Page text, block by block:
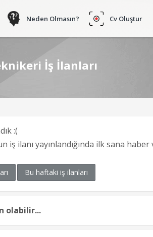
Neden Olmasın? Cv Oluştur
İş İlanları
:(
iş ilanı yayınlandığında ilk sana haber
Bu haftaki iş ilanları
olabilir...